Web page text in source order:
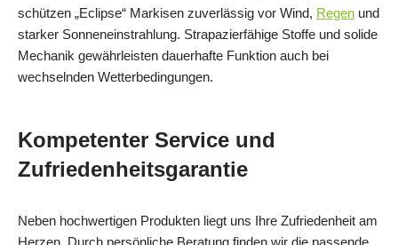
schützen „Eclipse“ Markisen zuverlässig vor Wind, Regen und
starker Sonneneinstrahlung. Strapazierfähige Stoffe und solide
Mechanik gewährleisten dauerhafte Funktion auch bei
wechselnden Wetterbedingungen.
Kompetenter Service und
Zufriedenheitsgarantie
Neben hochwertigen Produkten liegt uns Ihre Zufriedenheit am
Herzen. Durch persönliche Beratung finden wir die passende